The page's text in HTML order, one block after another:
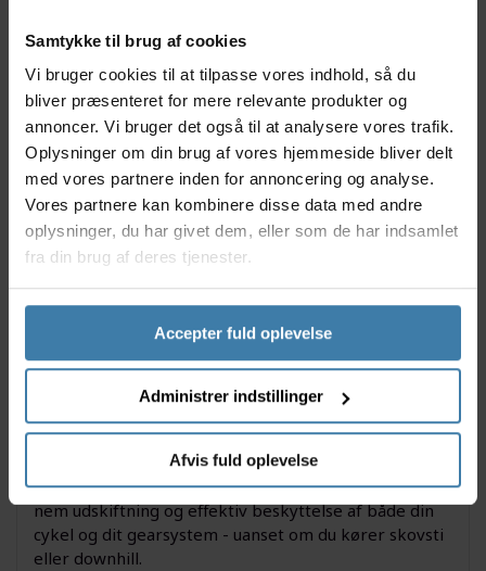
Samtykke til brug af cookies
Vi bruger cookies til at tilpasse vores indhold, så du
bliver præsenteret for mere relevante produkter og
annoncer. Vi bruger det også til at analysere vores trafik.
Oplysninger om din brug af vores hjemmeside bliver delt
med vores partnere inden for annoncering og analyse.
Vores partnere kan kombinere disse data med andre
oplysninger, du har givet dem, eller som de har indsamlet
fra din brug af deres tjenester.
Accepter fuld oplevelse
Administrer indstillinger
Afvis fuld oplevelse
Kompatibel med flere Trek-modeller, herunder
Fuel EX, Slash og Session
Nem udskiftning - perfekt som reservedel på
farten
Forhindrer slid og skader på bagskifter og stel
Produceret efter præcise OEM-specifikationer
Anvendelse
Dette geardrop er ideelt til mountainbikere og
cykelentusiaster, der ønsker sikkerhed og
udskiftes nemt og koster væsentligt mindre end et
nyt stel - en lille investering, der kan spare dig for
leverer en præcis pasform, så din bagskifter
fungerer problemfrit, selv på krævende spor.
Derfor skal du vælge Geardrop til bl.a. Trek Fuel
EX, Slash, Session m.m.
Vælg dette geardrop, hvis du ønsker pålidelighed,
nem udskiftning og effektiv beskyttelse af både din
cykel og dit gearsystem - uanset om du kører skovsti
eller downhill.